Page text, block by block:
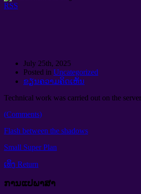
RSS
July 25th, 2025
Posted in Uncategorized
ຂຽນຄວາມຄິດເຫັນ
Technical work was carried out on the
(Comments)
Flash between the shadows
Small Super Plan
ເທິງ Return
ການແປພາສາ